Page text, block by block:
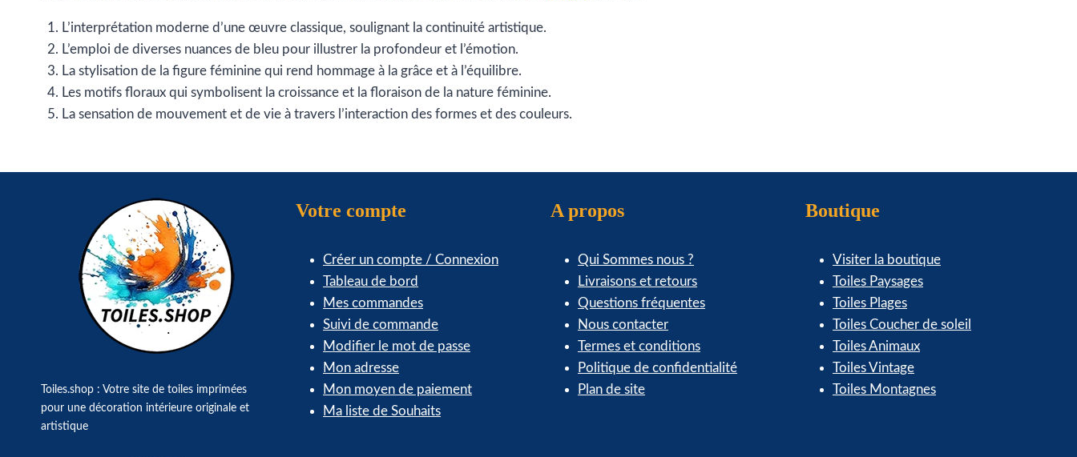
L’interprétation moderne d’une œuvre classique, soulignant la continuité artistique.
L’emploi de diverses nuances de bleu pour illustrer la profondeur et l’émotion.
La stylisation de la figure féminine qui rend hommage à la grâce et à l’équilibre.
Les motifs floraux qui symbolisent la croissance et la floraison de la nature féminine.
La sensation de mouvement et de vie à travers l’interaction des formes et des couleurs.
Toiles.shop : Votre site de toiles imprimées
pour une décoration intérieure originale et
artistique
Votre compte
Créer un compte / Connexion
Tableau de bord
Mes commandes
Suivi de commande
Modifier le mot de passe
Mon adresse
Mon moyen de paiement
Ma liste de Souhaits
A propos
Qui Sommes nous ?
Livraisons et retours
Questions fréquentes
Nous contacter
Termes et conditions
Politique de confidentialité
Plan de site
Boutique
Visiter la boutique
Toiles Paysages
Toiles Plages
Toiles Coucher de soleil
Toiles Animaux
Toiles Vintage
Toiles Montagnes